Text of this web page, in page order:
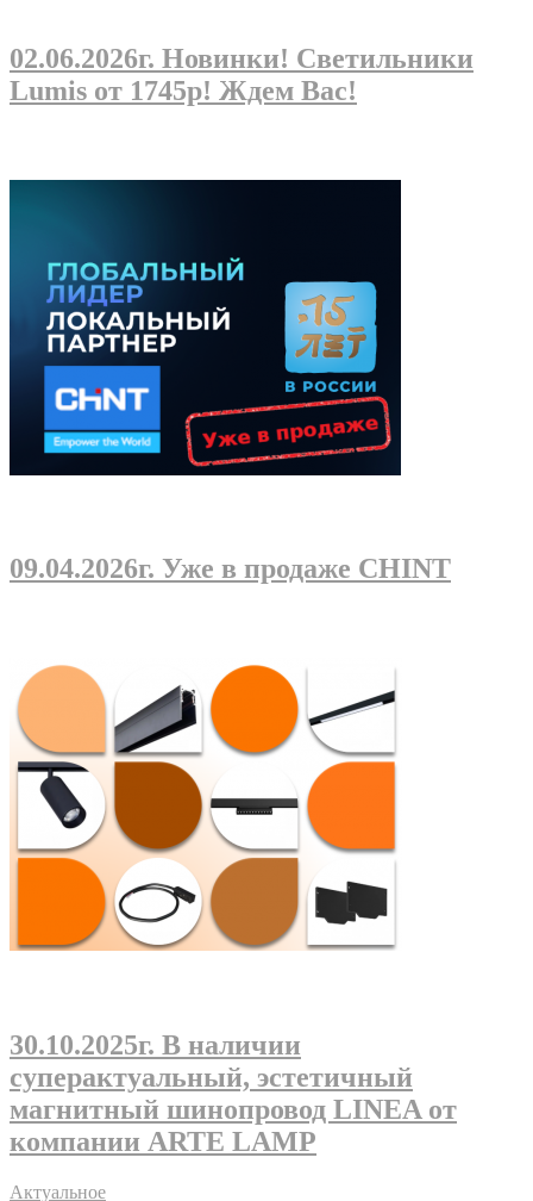
02.06.2026г. Новинки! Светильники
Lumis от 1745р! Ждем Вас!
09.04.2026г. Уже в продаже CHINT
30.10.2025г. В наличии
суперактуальный, эстетичный
магнитный шинопровод LINEA от
компании ARTE LAMP
Актуальное